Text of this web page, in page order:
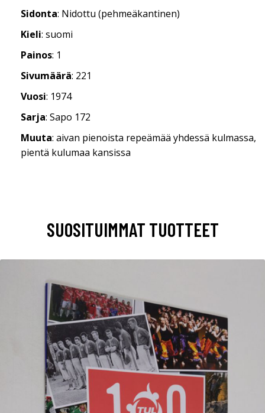
Sidonta: Nidottu (pehmeäkantinen)
Kieli: suomi
Painos: 1
Sivumäärä: 221
Vuosi: 1974
Sarja: Sapo 172
Muuta: aivan pienoista repeämää yhdessä kulmassa,
pientä kulumaa kansissa
SUOSITUIMMAT TUOTTEET